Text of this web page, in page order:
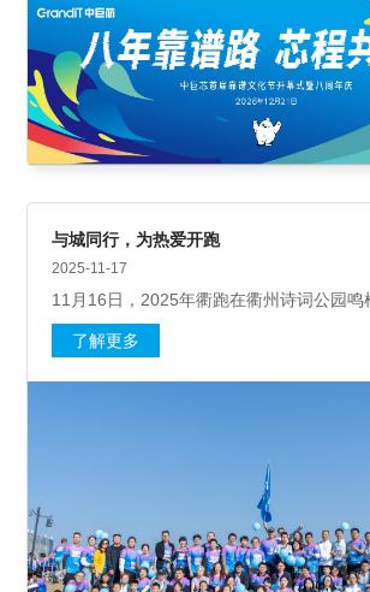
与城同行，为热爱开跑
2025-11-17
11月16日，2025年衢跑在衢州诗词公园鸣
了解更多